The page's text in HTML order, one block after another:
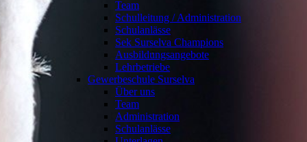
Team
Schulleitung / Administration
Schulanlässe
Sek Surselva Champions
Ausbildungsangebote
Lehrbetriebe
Gewerbeschule Surselva
Über uns
Team
Administration
Schulanlässe